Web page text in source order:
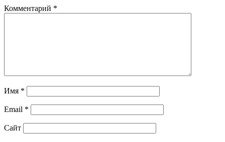
Комментарий *
Имя *
Email *
Сайт